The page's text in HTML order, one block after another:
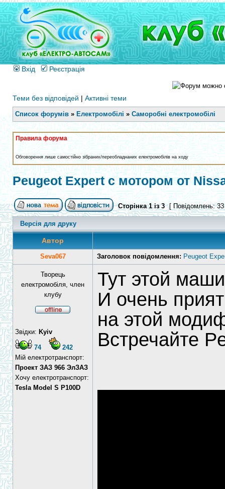
Вхід Реєстрація
Теми без відповідей | Активні теми
Список форумів » Електромобілі » Саморобні електромобілі
Правила форума
Обговорення лише самостійно зібраних/переобладнаних електромобілів на ходу
Peugeot Expert с мотором от
Сторінка1із3 [ Повідомлень:
Версія для друку
Автор
Seva067 Заголовок повідомлення: Peugeot
Творець
електромобіля, член
клубу
Звідки: Kyiv
74
242
Мій електротранспорт:
Проект ЗАЗ 966 ЭлЗАЗ
Хочу електротранспорт:
Tesla Model S P100D
Тут этой
И очень
на этой
Встречайте